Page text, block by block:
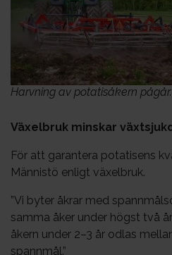
Harvning av potatisåkern pågår.
Växelbruk minskar
För att garantera potatisens
Männistö enligt växelbruk.
”Vi byter åkrar med
samma åker under högst två
åkern under 2–3 år odlas
spannmål.”